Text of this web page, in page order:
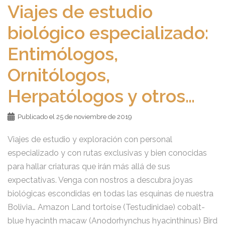
Viajes de estudio
biológico especializado:
Entimólogos,
Ornitólogos,
Herpatólogos y otros…
Publicado el 25 de noviembre de 2019
Viajes de estudio y exploración con personal
especializado y con rutas exclusivas y bien conocidas
para hallar criaturas que irán más allá de sus
expectativas. Venga con nostros a descubra joyas
biológicas escondidas en todas las esquinas de nuestra
Bolivia… Amazon Land tortoise (Testudinidae) cobalt-
blue hyacinth macaw (Anodorhynchus hyacinthinus) Bird